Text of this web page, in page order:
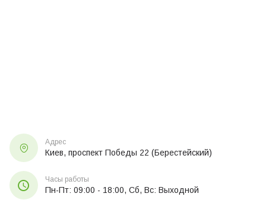
Адрес
Киев, проспект Победы 22 (Берестейский)
Часы работы
Пн-Пт: 09:00 - 18:00, Сб, Вс: Выходной